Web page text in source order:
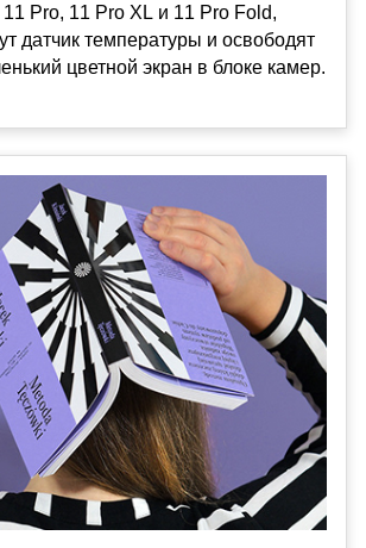
Pro, 11 Pro XL и 11 Pro Fold,
датчик температуры и освободят
цветной экран в блоке камер.